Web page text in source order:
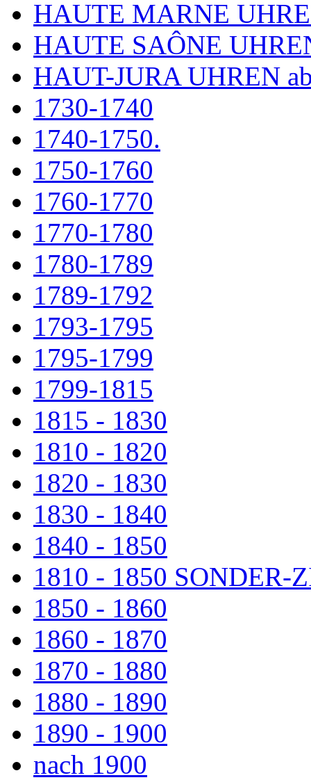
HAUTE MARNE
HAUTE SAÔNE
HAUT-JURA UHREN
1730-1740
1740-1750.
1750-1760
1760-1770
1770-1780
1780-1789
1789-1792
1793-1795
1795-1799
1799-1815
1815 - 1830
1810 - 1820
1820 - 1830
1830 - 1840
1840 - 1850
1810 - 1850 SONDER-
1850 - 1860
1860 - 1870
1870 - 1880
1880 - 1890
1890 - 1900
nach 1900